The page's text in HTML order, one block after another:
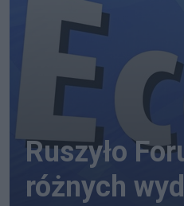
Ruszyło
różnych